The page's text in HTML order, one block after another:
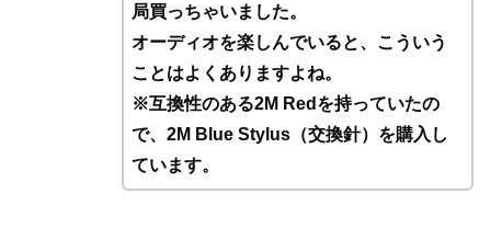
局買っちゃいました。
オーディオを楽しんでいると、こういう
ことはよくありますよね。
※互換性のある2M Redを持っていたの
で、2M Blue Stylus（交換針）を購入し
ています。